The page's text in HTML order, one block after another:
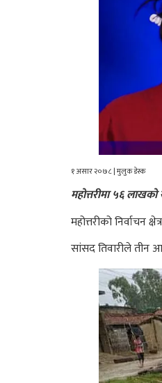
१ असार २०७८ | मुलुक डेस्क
महोत्तरीमा ५६
महोत्तरीको
सांसद तिवारीले तीन